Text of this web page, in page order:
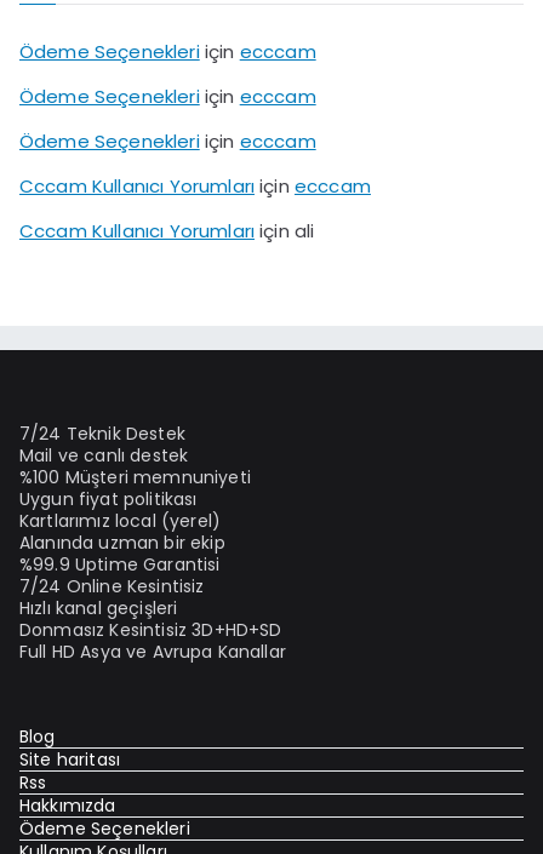
Ödeme Seçenekleriiçin ecccam
Ödeme Seçenekleriiçin ecccam
Ödeme Seçenekleriiçin ecccam
Cccam Kullanıcı Yorumlarıiçin ecccam
Cccam Kullanıcı Yorumlarıiçin ali
7/24 Teknik Destek
Mail ve canlı destek
%100 Müşteri memnuniyeti
Uygun fiyat politikası
Kartlarımız local (yerel)
Alanında uzman bir ekip
%99.9 Uptime Garantisi
7/24 Online Kesintisiz
Hızlı kanal geçişleri
Donmasız Kesintisiz 3D+HD+SD
Full HD Asya ve Avrupa Kanallar
Blog
Site haritası
Rss
Hakkımızda
Ödeme Seçenekleri